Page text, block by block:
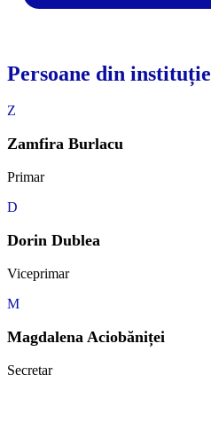
Persoane din instituție
Z
Zamfira Burlacu
Primar
D
Dorin Dublea
Viceprimar
M
Magdalena Aciobăniței
Secretar